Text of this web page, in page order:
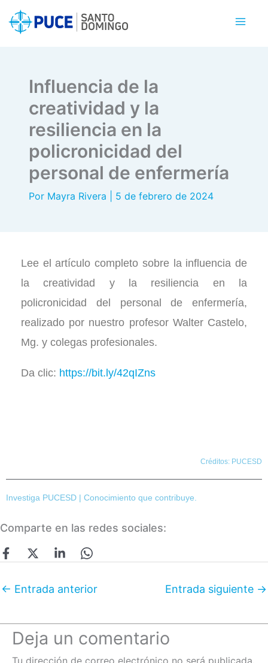
Influencia de la
creatividad y la
resiliencia en la
policronicidad del
personal de enfermería
Por Mayra Rivera 5 de febrero de 2024
Lee el artículo completo sobre la influencia de
la creatividad y la resiliencia en la
policronicidad del personal de enfermería,
realizado por nuestro profesor Walter Castelo,
Mg. y colegas profesionales.
Da clic: https://bit.ly/42qIZns
Créditos: PUCESD
Investiga PUCESD | Conocimiento que contribuye.
Comparte en las redes sociales:
← Entrada anterior Entrada siguiente →
Deja un comentario
Tu dirección de correo electrónico no será publicada.